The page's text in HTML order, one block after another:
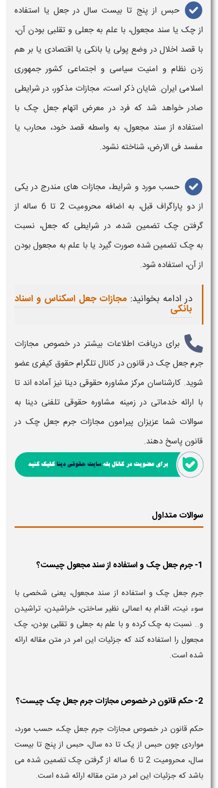
حبس از پنج تا‌ بیست سال درجعل یا استفاده
ازچکیا سند مجعول، با علم به جعلی و تقلبی بودن آن،
با قصد اخلال در وضع پولی یا بانکی یا اقتصادی یا بر هم‌
زدن نظام‌ و امنیت سیاسی و اجتماعی کشور جمهوری
اسلامی ایران. شایان ذکر است، مجازات مذکور، در شرایطی
صادر خواهد شد که فرد در معرضاتهام جعل چک با
استفاده از سند مجعول، به واسطه قصد خود، محارب یا
مفسد فی الارض، شناخته نشود.
حسب مورد و شرایط، مجازات های مندرج در یکی
از دو پاراگراف قبل، به اضافه محرومیت 2 تا 6 ساله از
گرفتن چکتضمین شده، در شرایطی کهجعل، نسبت
بهچک تضمین شده صورت گیرد یا با علم به مجعول بودن
از آن، استفاده شود.
در ادامه بخوانید: مجازات جعل اسکناس و اسناد
بانکی
برای دریافت اطلاعات بیشتر در خصوص مجازات
جرم جعل چک در قانوندر کانال تلگرام حقوق کیفری عضو
شوید. کارشناسان مرکز مشاوره حقوقی دینا نیز آماده اند تا
با ارائه خدماتی در زمینه مشاوره حقوقی تلفنی دینا به
سوالات شما عزیزان پیرامون مجازات جرم جعل چک در
قانونپاسخ دهند.
سوالات متداول
1- جرم جعل چک و استفاده از سند مجعول چیست؟
جرم جعل چک و استفاده از سند مجعول، یعنی شخصی با
سوء نیت، اقدام به اعمالی نظیر ساختن، خراشیدن، تراشیدن
و.. نسبت به چک کرده و با علم به جعلی و تقلبی بودن، چک
مجعول را استفاده کند که جزئیات این امر در متن مقاله ارائه
شده است.
2- حکم قانون در خصوص مجازات جرم جعل چک چیست؟
حکم قانون در خصوص مجازات جرم جعل چک، حسب مورد،
مواردی چون حبس از یک تا ده سال، حبس از پنج تا بیست
سال، محرومیت 2 تا 6 ساله از گرفتن چک تضمین شده می
باشد که جزئیات این امر در متن مقاله ارائه شده است.